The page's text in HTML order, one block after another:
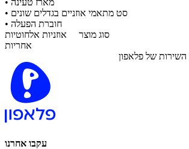
• מארז טעינה
• סט מתאמי אוזניים בגדלים שונים
• חוברת הפעלה
סוג מוצר אוזניות אלחוטיות
אחריות
השירות של פלאפון
עקבו אחרנו